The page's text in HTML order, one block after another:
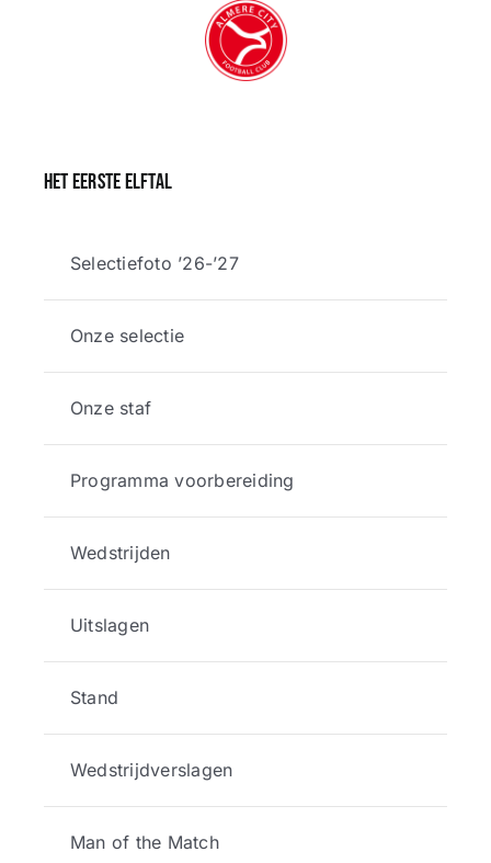
Het eerste elftal
Selectiefoto ’26-’27
Onze selectie
Onze staf
Programma voorbereiding
Wedstrijden
Uitslagen
Stand
Wedstrijdverslagen
Man of the Match